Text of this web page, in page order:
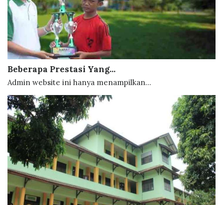
Beberapa Prestasi Yang...
Admin website ini hanya menampilkan...